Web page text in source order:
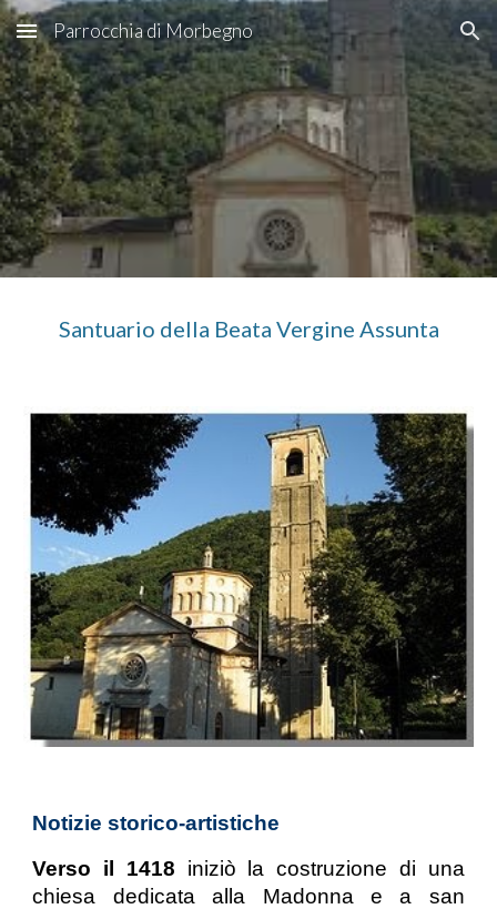
Skip to main content Skip to navigation
Parrocchia di Morbegno
Santuario della Beata Vergine Assunta
Notizie storico-artistiche
Verso il 1418 iniziò la costruzione di una
chiesa dedicata alla Madonna e a san